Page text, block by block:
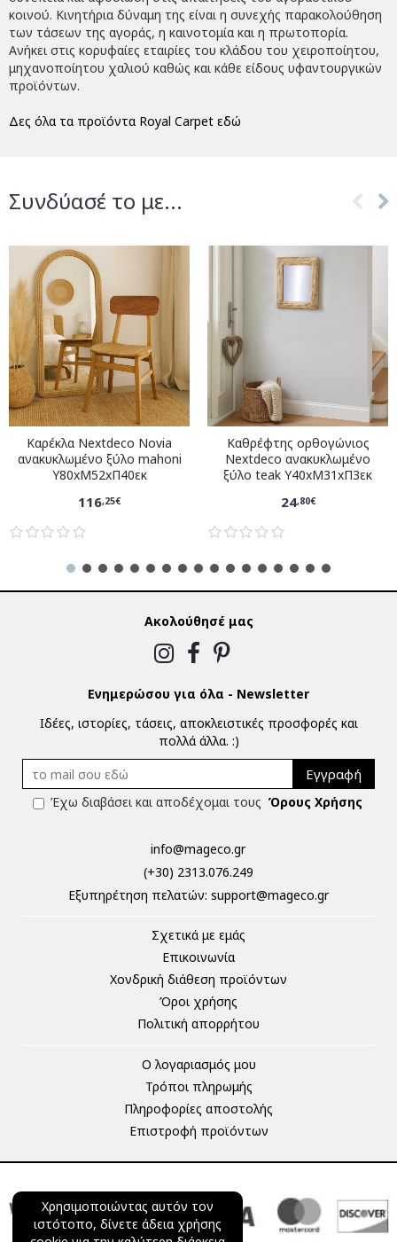
κοινού. Κινητήρια δύναμη της είναι η συνεχής παρακολούθηση
των τάσεων της αγοράς, η καινοτομία και η πρωτοπορία.
Ανήκει στις κορυφαίες εταιρίες του κλάδου του χειροποίητου,
μηχανοποίητου χαλιού καθώς και κάθε είδους υφαντουργικών
προϊόντων.
Δες όλα τα προϊόντα Royal Carpet εδώ
Συνδύασέ το με...
Καρέκλα Nextdeco Novia
ανακυκλωμένο ξύλο mahoni
Υ80xM52xΠ40εκ
116,25€
Καθρέφτης ορθογώνιος
Nextdeco ανακυκλωμένο
ξύλο teak Υ40xM31xΠ3εκ
24,80€
Χρησιμοποιώντας αυτόν τον
ιστότοπο, δίνετε άδεια χρήσης
Ακολούθησέ μας
Ενημερώσου για όλα - Newsletter
Ιδέες, ιστορίες, τάσεις, αποκλειστικές προσφορές και
πολλά άλλα. :)
Εγγραφή
Έχω διαβάσει και αποδέχομαι τους Όρους Χρήσης
info@mageco.gr
(+30) 2313.076.249
Eξυπηρέτηση πελατών: support@mageco.gr
Σχετικά με εμάς
Επικοινωνία
Χονδρική διάθεση προϊόντων
Όροι χρήσης
Πολιτική απορρήτου
Ο λογαριασμός μου
Τρόποι πληρωμής
Πληροφορίες αποστολής
Επιστροφή προϊόντων